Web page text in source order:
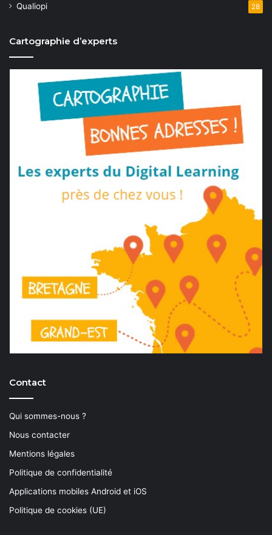
Qualiopi 28
Cartographie d’experts
Contact
Qui sommes-nous ?
Nous contacter
Mentions légales
Politique de confidentialité
Applications mobiles Android et iOS
Politique de cookies (UE)